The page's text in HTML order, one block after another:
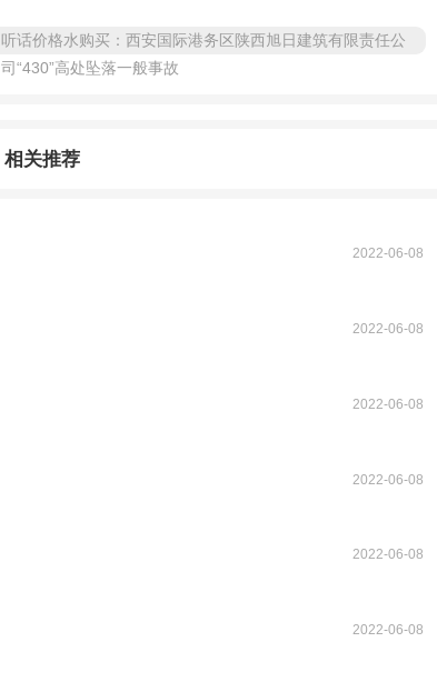
听话价格水购买：西安国际港务区陕西旭日建筑有限责任公
司“430”高处坠落一般事故
相关推荐
2022-06-08
2022-06-08
2022-06-08
2022-06-08
2022-06-08
2022-06-08